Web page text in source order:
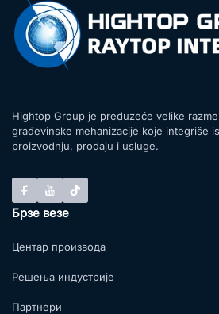
Hightop Group je preduzeće velike
građevinske mehanizacije koje integriše
proizvodnju, prodaju i usluge.
Брзе везе
Центар производа
Решења индустрије
Партнери